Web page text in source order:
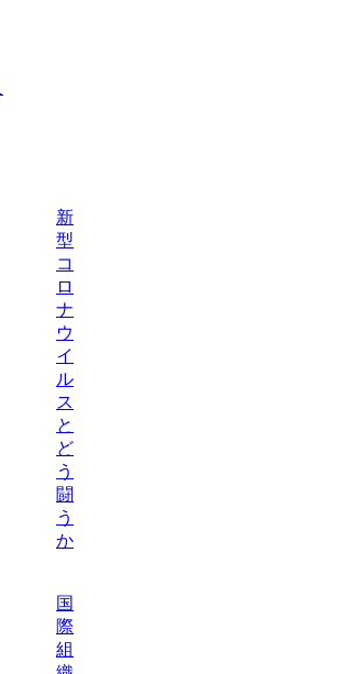
新
型
コ
ロ
ナ
ウ
イ
ル
ス
と
ど
う
闘
う
か
国
際
組